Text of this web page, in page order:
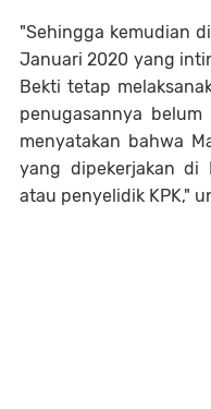
"Sehingga kemudian
Januari 2020 yang
Bekti tetap
penugasannya
menyatakan bahwa
yang dipekerjakan di
atau penyelidik KPK,"